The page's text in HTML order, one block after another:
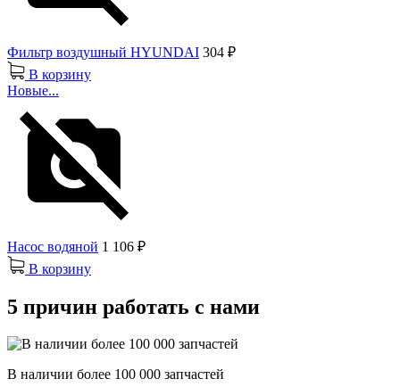
Фильтр воздушный HYUNDAI 304 ₽
В корзину
Новые...
Насос водяной 1 106 ₽
В корзину
5 причин работать с нами
В наличии более 100 000 запчастей